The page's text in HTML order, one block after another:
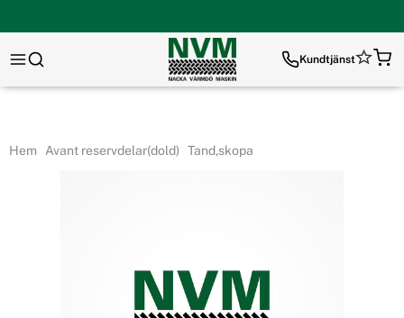
Kundtjänst
Hem Avant reservdelar(dold) Tand,skopa